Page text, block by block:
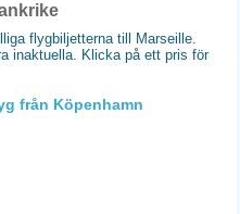
flygbiljetterna till Marseille.
inaktuella. Klicka på ett pris för
från Köpenhamn